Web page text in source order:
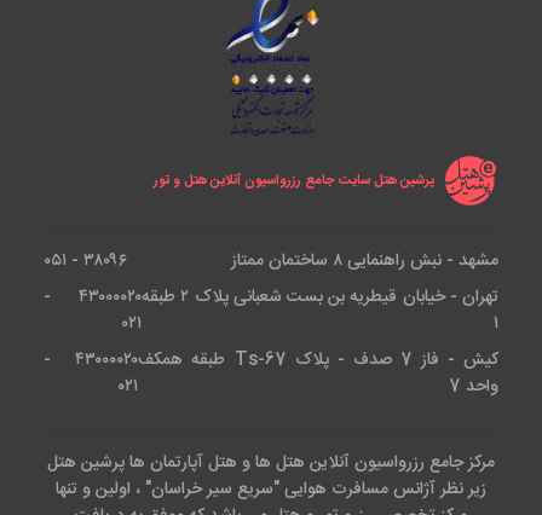
پرشین هتل سایت جامع رزرواسیون آنلاین هتل و تور
مشهد - نبش راهنمایی ۸ ساختمان ممتاز
۳۸۰۹۶ - ۰۵۱
تهران - خیابان قیطریه بن بست شعبانی پلاک ۲ طبقه
۱
۴۳۰۰۰۰۲۰ -
۰۲۱
کیش - فاز 7 صدف - پلاک Ts-67 طبقه همکف
واحد 7
۴۳۰۰۰۰۲۰ -
۰۲۱
مرکز جامع رزرواسیون آنلاین هتل ها و هتل آپارتمان ها پرشین هتل
زیر نظر آژانس مسافرت هوایی "سریع سیر خراسان" ، اولین و تنها